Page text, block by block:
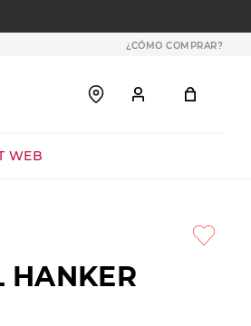
¿CÓMO COMPRAR?
WEB
HANKER